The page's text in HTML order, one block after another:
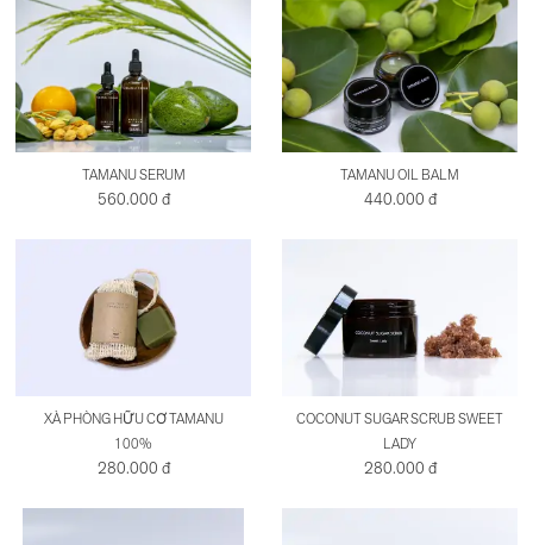
TAMANU SERUM
560.000 đ
TAMANU OIL BALM
440.000 đ
XÀ PHÒNG HỮU CƠ TAMANU
100%
280.000 đ
COCONUT SUGAR SCRUB SWEET
LADY
280.000 đ